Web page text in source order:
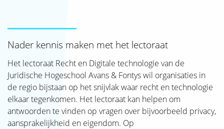
Contact
Nader kennis maken met het lectoraat
Het lectoraat Recht en Digitale technologie van de
Juridische Hogeschool Avans & Fontys wil organisaties in
de regio bijstaan op het snijvlak waar recht en technologie
elkaar tegenkomen. Het lectoraat kan helpen om
antwoorden te vinden op vragen over bijvoorbeeld privacy,
aansprakelijkheid en eigendom. Op